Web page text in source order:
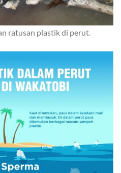
ratusan plastik di perut.